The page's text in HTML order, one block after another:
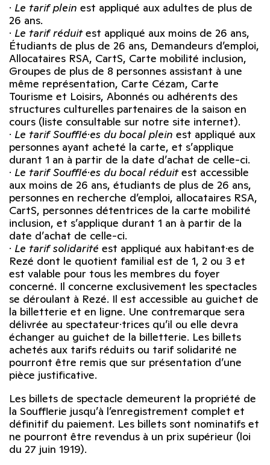
· Le tarif plein est appliqué aux adultes de plus de
26 ans.
· Le tarif réduitest appliqué aux moins de 26 ans,
Étudiants de plus de 26 ans, Demandeurs d’emploi,
Allocataires RSA, CartS, Carte mobilité inclusion,
Groupes de plus de 8 personnes assistant à une
même représentation, Carte Cézam, Carte
Tourisme et Loisirs, Abonnés ou adhérents des
structures culturelles partenaires de la saison en
cours (liste consultable sur notre site internet).
· Le tarif Soufflé·es du bocal plein est appliqué aux
personnes ayant acheté la carte, et s’applique
durant 1 an à partir de la date d’achat de celle-ci.
· Le tarif Soufflé·es du bocal réduitest accessible
aux moins de 26 ans, étudiants de plus de 26 ans,
personnes en recherche d’emploi, allocataires RSA,
CartS, personnes détentrices de la carte mobilité
inclusion, et s’applique durant 1 an à partir de la
date d’achat de celle-ci.
· Le tarif solidarité est appliqué aux habitant·es de
Rezé dont le quotient familial est de 1, 2 ou 3 et
est valable pour tous les membres du foyer
concerné. Il concerne exclusivement les spectacles
se déroulant à Rezé. Il est accessible au guichet de
la billetterie et en ligne. Une contremarque sera
délivrée au spectateur·trices qu’il ou elle devra
échanger au guichet de la billetterie. Les billets
achetés aux tarifs réduits ou tarif solidarité ne
pourront être remis que sur présentation d’une
pièce justificative.
Les billets de spectacle demeurent la propriété de
la Soufflerie jusqu’à l’enregistrement complet et
définitif du paiement. Les billets sont nominatifs et
ne pourront être revendus à un prix supérieur (loi
du 27 juin 1919).